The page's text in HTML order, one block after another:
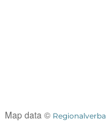
Map data ©